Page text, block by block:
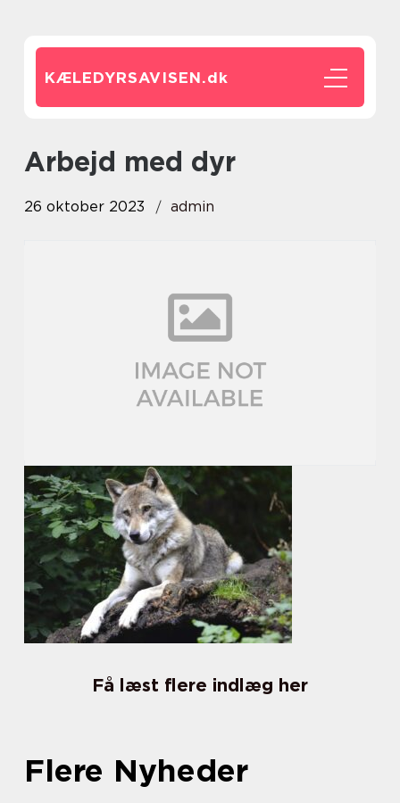
KÆLEDYRSAVISEN.dk
arbejd med dyr
26 oktober 2023 admin
Få læst flere indlæg her
Flere Nyheder